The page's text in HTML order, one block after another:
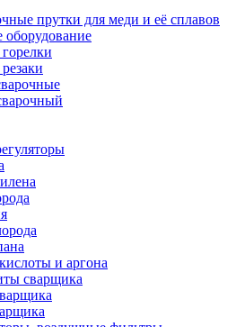
прутки для меди и её сплавов
оборудование
и аргона
сварщика